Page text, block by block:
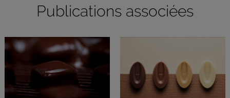
Publications associées